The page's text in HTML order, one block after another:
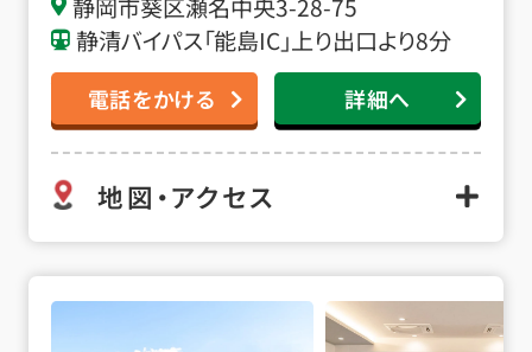
静清バイパス「能島IC」上り出口より8分
電話をかける 詳細へ
地図・アクセス
清水辻の詳細へ